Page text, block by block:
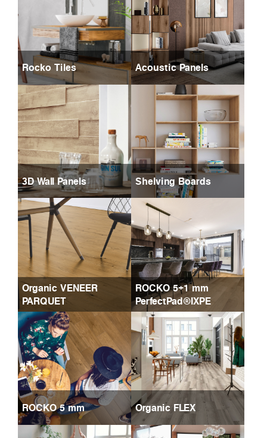
Rocko Tiles Acoustic Panels
3D Wall Panels Shelving Boards
Organic VENEER
PARQUET
ROCKO 5+1 mm
PerfectPad®IXPE
ROCKO 5 mm Organic FLEX